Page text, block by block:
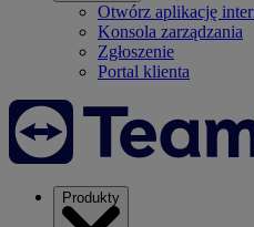
Otwórz aplikację
Konsola zarządzania
Zgłoszenie
Portal klienta
Produkty